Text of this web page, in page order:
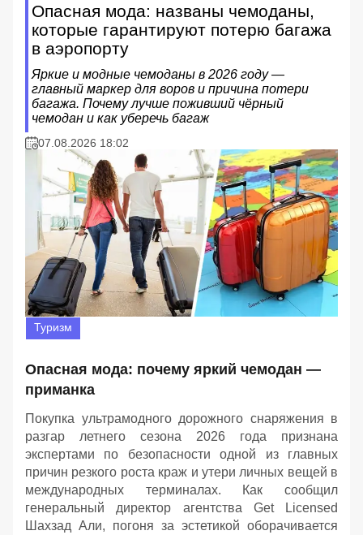
Опасная мода: названы чемоданы,
которые гарантируют потерю багажа
в аэропорту
Яркие и модные чемоданы в 2026 году —
главный маркер для воров и причина потери
багажа. Почему лучше поживший чёрный
чемодан и как уберечь багаж
07.08.2026 18:02
Туризм
Опасная мода: почему яркий чемодан —
приманка
Покупка ультрамодного дорожного снаряжения в
разгар летнего сезона 2026 года признана
экспертами по безопасности одной из главных
причин резкого роста краж и утери личных вещей в
международных терминалах. Как сообщил
генеральный директор агентства Get Licensed
Шахзад Али, погоня за эстетикой оборачивается